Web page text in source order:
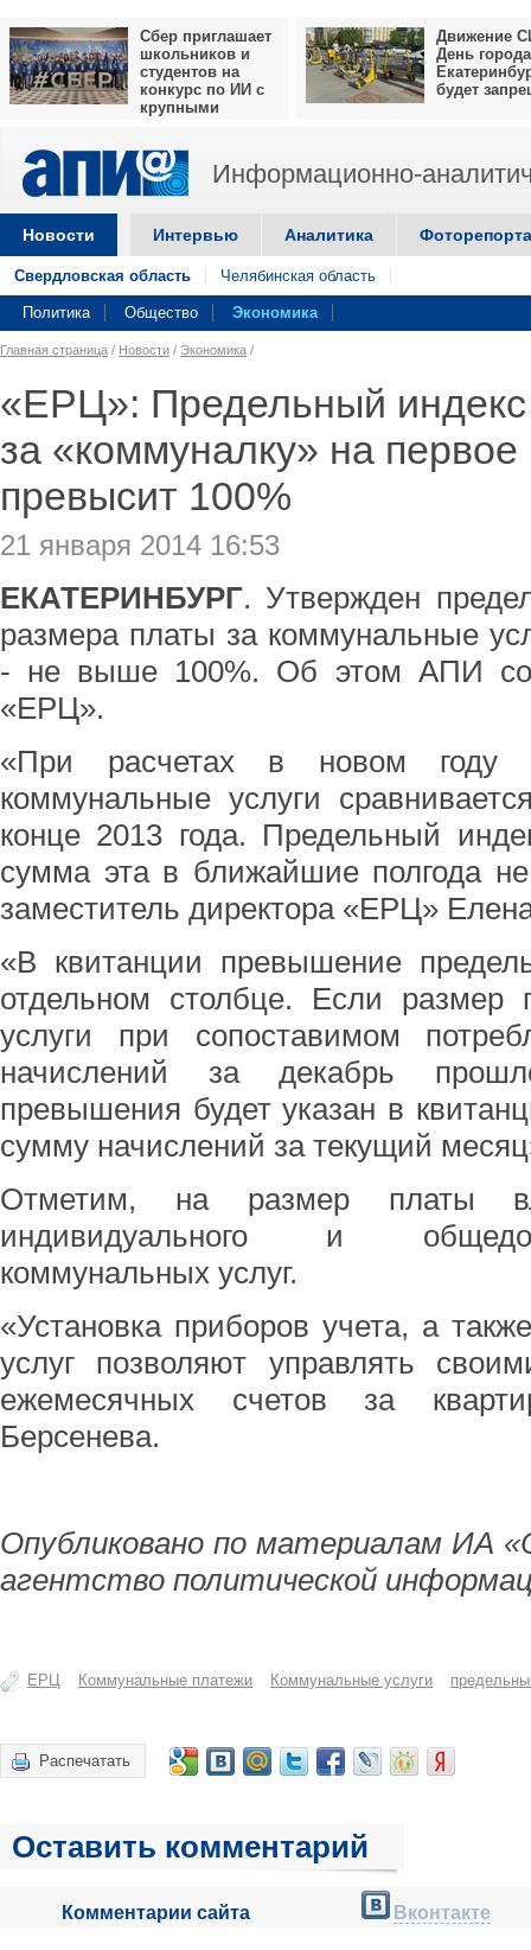
Сбер приглашает
школьников и
студентов на
конкурс по ИИ с
крупными
Движение
День города
будет
Информационно-
Новости Интервью Аналитика
Свердловская область Челябинская область
Политика Общество Экономика
Главная страница / Новости / Экономика /
«ЕРЦ»: Предельный
за «коммуналку» на первое
превысит 100%
21 января 2014 16:53
ЕКАТЕРИНБУРГ. Утвержден
размера платы за коммунальные
- не выше 100%. Об этом АПИ
«ЕРЦ».
«При расчетах в новом году
коммунальные услуги
конце 2013 года. Предельный
сумма эта в ближайшие полгода
заместитель директора «ЕРЦ»
«В квитанции превышение
отдельном столбце. Если размер
услуги при сопоставимом
начислений за декабрь
превышения будет указан в
сумму начислений за текущий
Отметим, на размер платы
индивидуального и
коммунальных услуг.
«Установка приборов учета, а
услуг позволяют управлять
ежемесячных счетов за
Берсенева.
Опубликовано по материалам ИА
агентство политической
ЕРЦ Коммунальные платежи Коммунальные услуги
Распечатать
Оставить комментарий
Комментарии сайта Вконтакте